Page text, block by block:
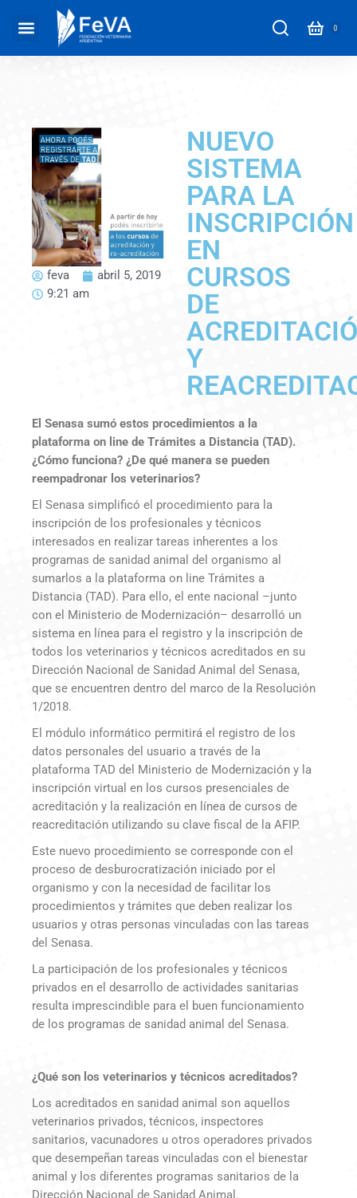
feva
abril 5, 2019
9:21 am
NUEVO
SISTEMA
PARA LA
INSCRIPCIÓN
EN
CURSOS
DE
Y
El Senasa sumó estos procedimientos a la
plataforma on line de Trámites a Distancia (TAD).
¿Cómo funciona? ¿De qué manera se pueden
reempadronar los veterinarios?
El Senasa simplificó el procedimiento para la
inscripción de los profesionales y técnicos
interesados en realizar tareas inherentes a los
programas de sanidad animal del organismo al
sumarlos a la plataforma on line Trámites a
Distancia (TAD). Para ello, el ente nacional –junto
con el Ministerio de Modernización– desarrolló un
sistema en línea para el registro y la inscripción de
todos los veterinarios y técnicos acreditados en su
Dirección Nacional de Sanidad Animal del Senasa,
que se encuentren dentro del marco de la Resolución
1/2018.
El módulo informático permitirá el registro de los
datos personales del usuario a través de la
plataforma TAD del Ministerio de Modernización y la
inscripción virtual en los cursos presenciales de
acreditación y la realización en línea de cursos de
reacreditación utilizando su clave fiscal de la AFIP.
Este nuevo procedimiento se corresponde con el
proceso de desburocratización iniciado por el
organismo y con la necesidad de facilitar los
procedimientos y trámites que deben realizar los
usuarios y otras personas vinculadas con las tareas
del Senasa.
La participación de los profesionales y técnicos
privados en el desarrollo de actividades sanitarias
resulta imprescindible para el buen funcionamiento
de los programas de sanidad animal del Senasa.
¿Qué son los veterinarios y técnicos acreditados?
Los acreditados en sanidad animal son aquellos
veterinarios privados, técnicos, inspectores
sanitarios, vacunadores u otros operadores privados
que desempeñan tareas vinculadas con el bienestar
animal y los diferentes programas sanitarios de la
Dirección Nacional de Sanidad Animal.